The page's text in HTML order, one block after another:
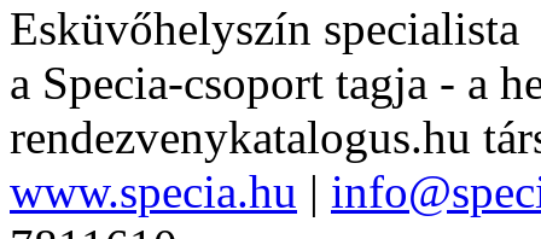
Esküvőhelyszín specialista
a Specia-csoport tagja - a
rendezvenykatalogus.hu
www.specia.hu |